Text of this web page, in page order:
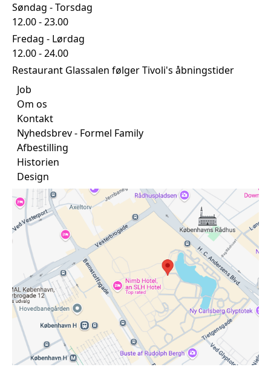
Søndag - Torsdag
12.00 - 23.00
Fredag - Lørdag
12.00 - 24.00
Restaurant Glassalen følger Tivoli's åbningstider
Job
Om os
Kontakt
Nyhedsbrev - Formel Family
Afbestilling
Historien
Design